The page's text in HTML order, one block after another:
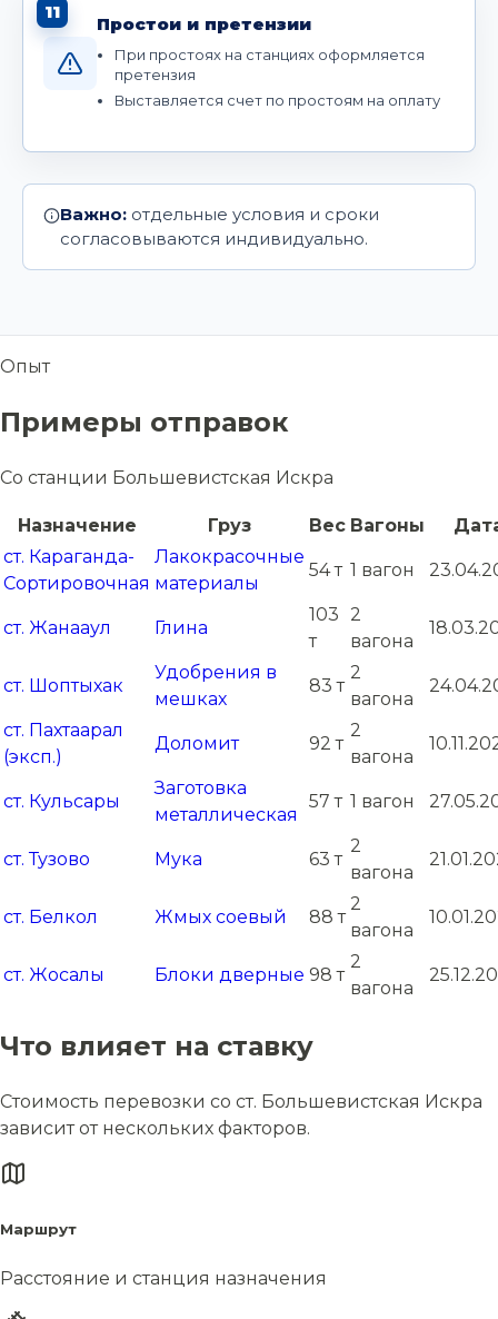
11
Простои и претензии
При простоях на станциях оформляется
претензия
Выставляется счет по простоям на оплату
Важно: отдельные условия и сроки
согласовываются индивидуально.
Опыт
Примеры отправок
Со станции Большевистская Искра
Назначение Груз Вес Вагоны
ст. Караганда-
Сортировочная
Лакокрасочные
материалы
54 т 1 вагон
ст. Жанааул Глина
103
т
2
вагона
ст. Шоптыхак
Удобрения в
мешках
83 т
2
вагона
ст. Пахтаарал
(эксп.)
Доломит 92 т
2
вагона
ст. Кульсары
Заготовка
металлическая
57 т 1 вагон
ст. Тузово Мука 63 т
2
вагона
ст. Белкол Жмых соевый 88 т
2
вагона
ст. Жосалы Блоки дверные 98 т
2
вагона
Что влияет на ставку
Стоимость перевозки со ст. Большевистская Искра
зависит от нескольких факторов.
Маршрут
Расстояние и станция назначения